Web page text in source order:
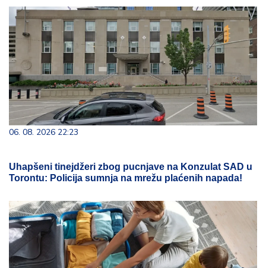
06. 08. 2026 22:23
Uhapšeni tinejdžeri zbog pucnjave na Konzulat SAD u
Torontu: Policija sumnja na mrežu plaćenih napada!